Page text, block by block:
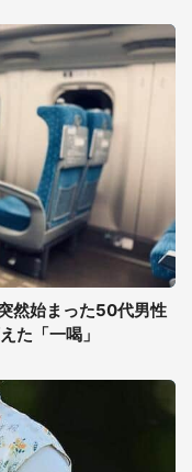
然始まった50代男性
た「一喝」